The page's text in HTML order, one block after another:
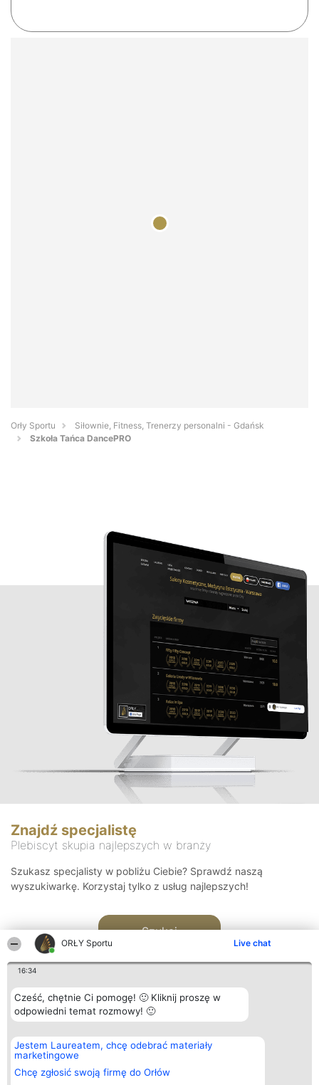
ORŁY Sportu Live chat
16:34
Cześć, chętnie Ci pomogę! 🙂 Kliknij proszę w
odpowiedni temat rozmowy! 🙂
Jestem Laureatem, chcę odebrać materiały
marketingowe
Chcę zgłosić swoją firmę do Orłów
Orły Sportu
Siłownie, Fitness, Trenerzy personalni - Gdańsk
Szkoła Tańca DancePRO
Znajdź specjalistę
Plebiscyt skupia najlepszych w branży
Szukasz specjalisty w pobliżu Ciebie? Sprawdź naszą
wyszukiwarkę. Korzystaj tylko z usług najlepszych!
Szukaj
Organizator plebiscytu
Bright Side Solutions sp. z o.
o. sp. k.
ul. Ruska 22
Wrocław 50-079
Plebiscyt
Laureaci
wszystkich
Laureatów
Kontakt
Kontakt